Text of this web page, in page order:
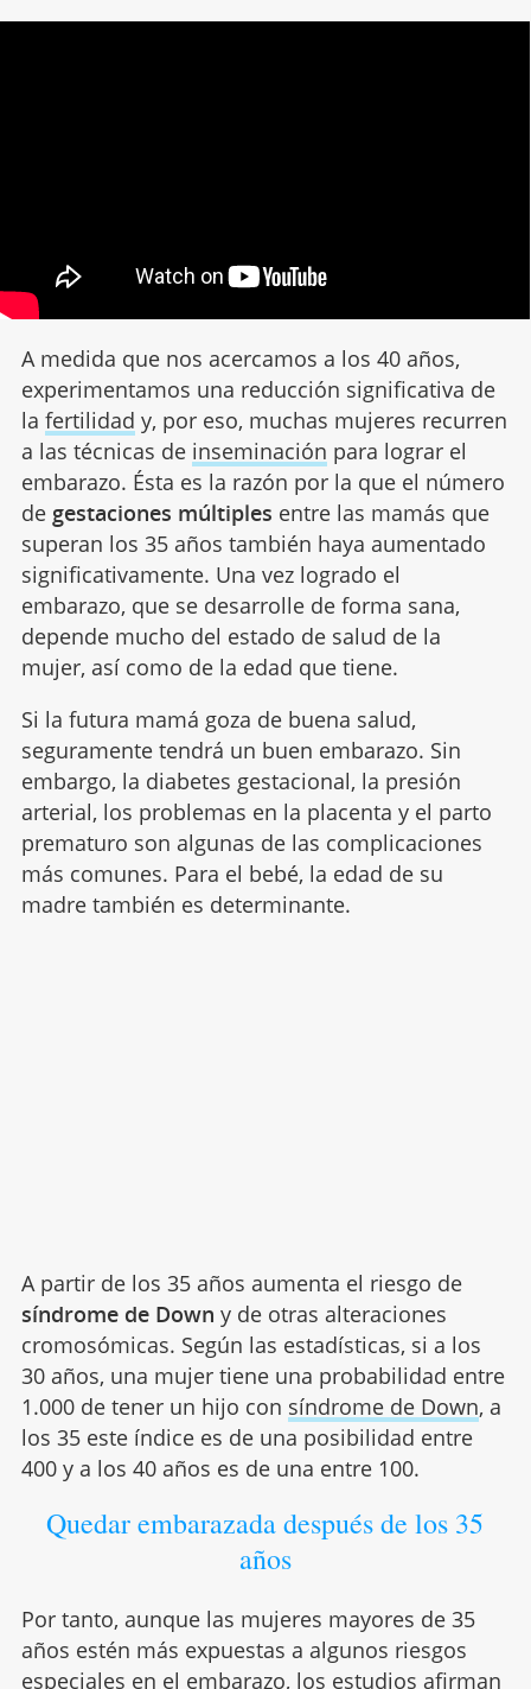
A medida que nos acercamos a los 40 años,
experimentamos una reducción significativa de
la fertilidad y, por eso, muchas mujeres recurren
a las técnicas de inseminación para lograr el
embarazo. Ésta es la razón por la que el número
de gestaciones múltiples entre las mamás que
superan los 35 años también haya aumentado
significativamente. Una vez logrado el
embarazo, que se desarrolle de forma sana,
depende mucho del estado de salud de la
mujer, así como de la edad que tiene.
Si la futura mamá goza de buena salud,
seguramente tendrá un buen embarazo. Sin
embargo, la diabetes gestacional, la presión
arterial, los problemas en la placenta y el parto
prematuro son algunas de las complicaciones
más comunes. Para el bebé, la edad de su
madre también es determinante.
A partir de los 35 años aumenta el riesgo de
síndrome de Down y de otras alteraciones
cromosómicas. Según las estadísticas, si a los
30 años, una mujer tiene una probabilidad entre
1.000 de tener un hijo con síndrome de Down, a
los 35 este índice es de una posibilidad entre
400 y a los 40 años es de una entre 100.
Quedar embarazada después de los 35
años
Por tanto, aunque las mujeres mayores de 35
años estén más expuestas a algunos riesgos
especiales en el embarazo, los estudios afirman